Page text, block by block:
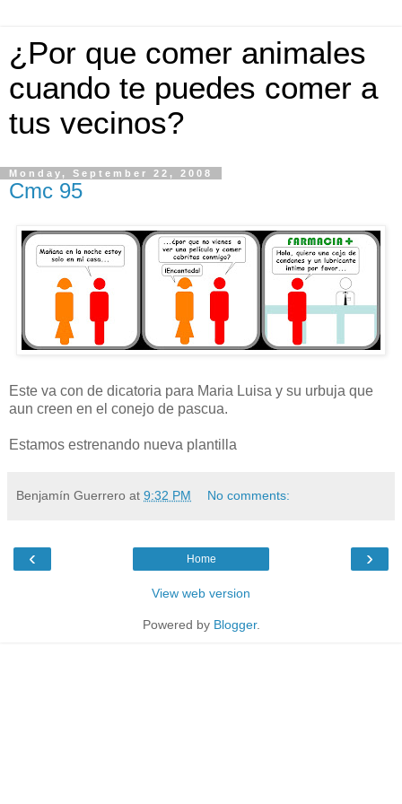
¿Por que comer animales
cuando te puedes comer a
tus vecinos?
Monday, September 22, 2008
Cmc 95
Este va con de dicatoria para Maria Luisa y su urbuja que
aun creen en el conejo de pascua.
Estamos estrenando nueva plantilla
Benjamín Guerrero at 9:32 PM No comments:
‹ ›
Home
View web version
Powered by Blogger.